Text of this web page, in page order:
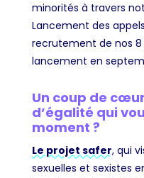
minorités à travers
Lancement des
recrutement de nos 8
lancement en
Un coup de
d’égalité qui
moment ?
Le projet safer, qui
sexuelles et sexistes